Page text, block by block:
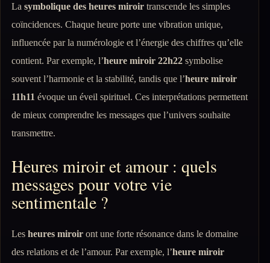
La symbolique des heures miroirtranscende les simples
coïncidences. Chaque heure porte une vibration unique,
influencée par la numérologie et l’énergie des chiffres qu’elle
contient. Par exemple, l’heure miroir 22h22symbolise
souvent l’harmonie et la stabilité, tandis que l’heure miroir
11h11 évoque un éveil spirituel. Ces interprétations permettent
de mieux comprendre les messages que l’univers souhaite
transmettre.
Heures miroir et amour : quels
messages pour votre vie
sentimentale ?
Les heures miroiront une forte résonance dans le domaine
des relations et de l’amour. Par exemple, l’heure miroir